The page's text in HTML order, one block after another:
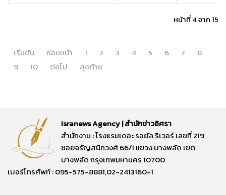
หน้าที่ 4 จาก 15
เริ่มต้น ก่อนหน้า 1 2 3 4 5 6 7
8
9
10 ต่อไป สุดท้าย
Isranews Agency | สำนักข่าวอิศรา
สำนักงาน : โรงแรมเดอะ รอยัล ริเวอร์ เลขที่ 219
ซอยจรัญสนิทวงศ์ 66/1 แขวง บางพลัด เขต
บางพลัด กรุงเทพมหานคร 10700
เบอร์โทรศัพท์ : 095-575-8881,02-2413160-1